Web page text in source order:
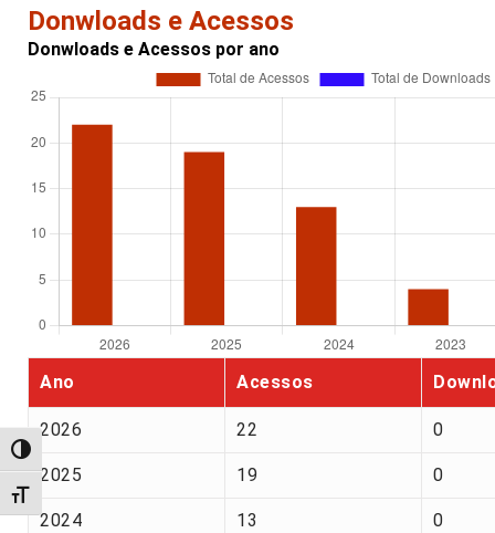
Alternar alto contraste
Alternar tamanho da fonte
Donwloads e Acessos
Donwloads e Acessos por ano
Ano Acessos
2026 22 0
2025 19 0
2024 13 0